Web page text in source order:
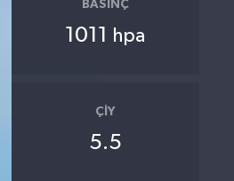
BASINÇ
1011 hpa
ÇIY
5.5